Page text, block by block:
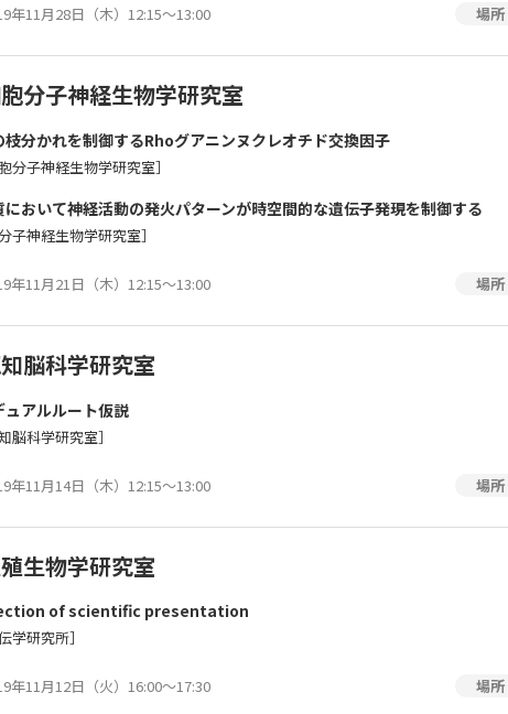
年11月28日（木）12:15～13:00 場所
分子神経生物学研究室
分かれを制御するRhoグアニンヌクレオチド交換因子
分子神経生物学研究室］
おいて神経活動の発火パターンが時空間的な遺伝子発現を制御する
子神経生物学研究室］
年11月21日（木）12:15～13:00 場所
脳科学研究室
アルルート仮説
脳科学研究室］
年11月14日（木）12:15～13:00 場所
生物学研究室
of scientific presentation
学研究所］
年11月12日（火）16:00～17:30 場所